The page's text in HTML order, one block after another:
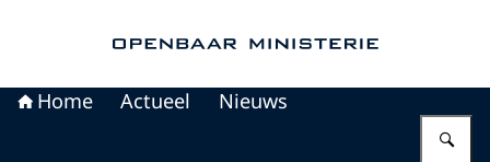
Home Actueel Nieuws